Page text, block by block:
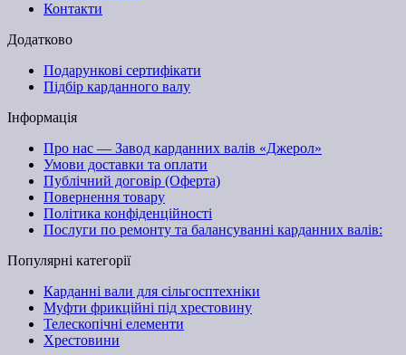
Контакти
Додатково
Подарункові сертифікати
Підбір карданного валу
Інформація
Про нас — Завод карданних валів «Джерол»
Умови доставки та оплати
Публічний договір (Оферта)
Повернення товару
Політика конфіденційності
Послуги по ремонту та балансуванні карданних валів:
Популярні категорії
Карданні вали для сільгосптехніки
Муфти фрикційні під хрестовину
Телескопічні елементи
Хрестовини